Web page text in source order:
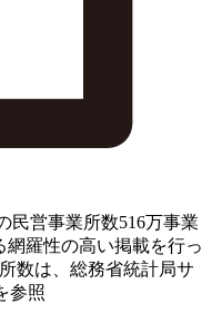
民営事業所数516万事業
網羅性の高い掲載を行っ
数は、総務省統計局サ
参照